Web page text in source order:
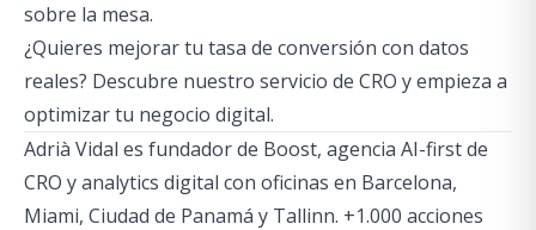
sobre la mesa.
¿Quieres mejorar tu tasa de conversión con datos
reales? Descubre nuestro servicio de CRO y empieza a
optimizar tu negocio digital.
Adrià Vidal es fundador de Boost, agencia AI-first de
CRO y analytics digital con oficinas en Barcelona,
Miami, Ciudad de Panamá y Tallinn. +1.000 acciones